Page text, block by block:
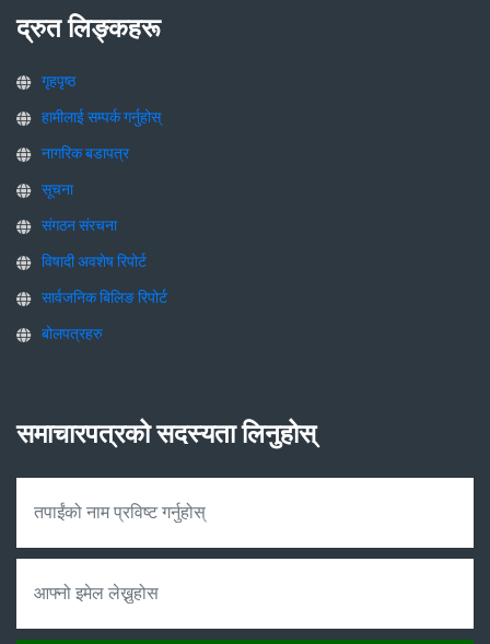
द्रुत लिङ्कहरू
गृहपृष्ठ
हामीलाई सम्पर्क गर्नुहोस्
नागरिक बडापत्र
सूचना
संगठन संरचना
विषादी अवशेष रिपोर्ट
सार्वजनिक बिलिङ रिपोर्ट
बोलपत्रहरु
समाचारपत्रको सदस्यता लिनुहोस्